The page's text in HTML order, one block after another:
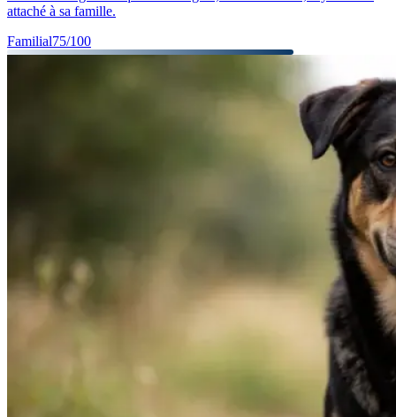
attaché à sa famille.
Familial75/100